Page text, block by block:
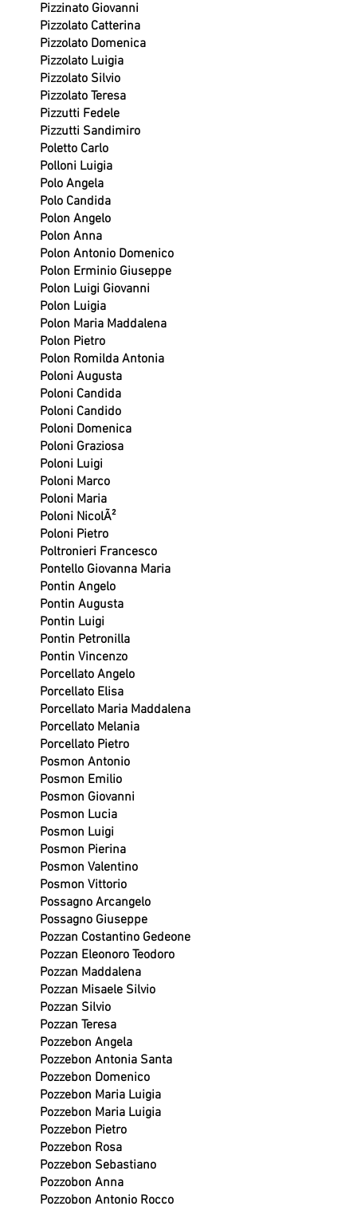
Pizzinato Giovanni
Pizzolato Catterina
Pizzolato Domenica
Pizzolato Luigia
Pizzolato Silvio
Pizzolato Teresa
Pizzutti Fedele
Pizzutti Sandimiro
Poletto Carlo
Polloni Luigia
Polo Angela
Polo Candida
Polon Angelo
Polon Anna
Polon Antonio Domenico
Polon Erminio Giuseppe
Polon Luigi Giovanni
Polon Luigia
Polon Maria Maddalena
Polon Pietro
Polon Romilda Antonia
Poloni Augusta
Poloni Candida
Poloni Candido
Poloni Domenica
Poloni Graziosa
Poloni Luigi
Poloni Marco
Poloni Maria
Poloni NicolÃ²
Poloni Pietro
Poltronieri Francesco
Pontello Giovanna Maria
Pontin Angelo
Pontin Augusta
Pontin Luigi
Pontin Petronilla
Pontin Vincenzo
Porcellato Angelo
Porcellato Elisa
Porcellato Maria Maddalena
Porcellato Melania
Porcellato Pietro
Posmon Antonio
Posmon Emilio
Posmon Giovanni
Posmon Lucia
Posmon Luigi
Posmon Pierina
Posmon Valentino
Posmon Vittorio
Possagno Arcangelo
Possagno Giuseppe
Pozzan Costantino Gedeone
Pozzan Eleonoro Teodoro
Pozzan Maddalena
Pozzan Misaele Silvio
Pozzan Silvio
Pozzan Teresa
Pozzebon Angela
Pozzebon Antonia Santa
Pozzebon Domenico
Pozzebon Maria Luigia
Pozzebon Maria Luigia
Pozzebon Pietro
Pozzebon Rosa
Pozzebon Sebastiano
Pozzobon Anna
Pozzobon Antonio Rocco